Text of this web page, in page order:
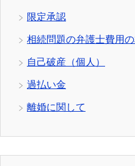
限定承認
相続問題の弁護士費用
自己破産（個人）
過払い金
離婚に関して